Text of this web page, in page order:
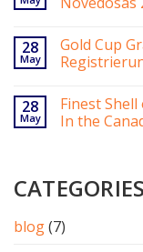
28
May
Gold Cup
28
May
Finest
In the
CATEGORIES
blog(7)